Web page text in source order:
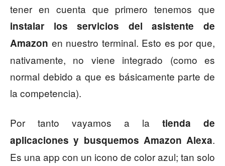
tener en cuenta que primero tenemos que
instalar los servicios del asistente de
Amazon en nuestro terminal. Esto es por que,
nativamente, no viene integrado (como es
normal debido a que es básicamente parte de
la competencia).
Por tanto vayamos a la tienda de
aplicaciones y busquemos Amazon Alexa.
Es una app con un icono de color azul; tan solo